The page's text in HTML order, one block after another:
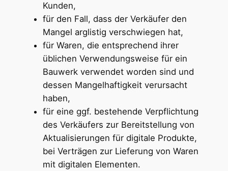
Kunden,
für den Fall, dass der Verkäufer den
Mangel arglistig verschwiegen hat,
für Waren, die entsprechend ihrer
üblichen Verwendungsweise für ein
Bauwerk verwendet worden sind und
dessen Mangelhaftigkeit verursacht
haben,
für eine ggf. bestehende Verpflichtung
des Verkäufers zur Bereitstellung von
Aktualisierungen für digitale Produkte,
bei Verträgen zur Lieferung von Waren
mit digitalen Elementen.